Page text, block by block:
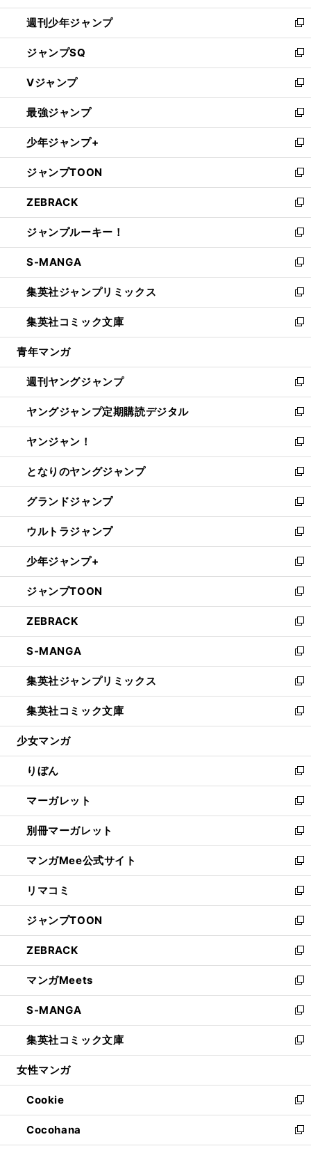
開
く
週刊少年ジャンプ
新
し
い
ウ
ィ
ン
ド
ウ
で
開
く
ジャンプSQ
新
し
い
ウ
ィ
ン
ド
ウ
で
開
く
Vジャンプ
新
し
い
ウ
ィ
ン
ド
ウ
で
開
く
最強ジャンプ
新
し
い
ウ
ィ
ン
ド
ウ
で
開
く
少年ジャンプ+
新
し
い
ウ
ィ
ン
ド
ウ
で
開
く
ジャンプTOON
新
し
い
ウ
ィ
ン
ド
ウ
で
開
く
ZEBRACK
新
し
い
ウ
ィ
ン
ド
ウ
で
開
ジャンプルーキー！
新
し
い
ウ
ィ
ン
ド
ウ
開
く
S-MANGA
新
し
い
ウ
ィ
ン
ウ
で
開
く
集英社ジャンプリミックス
新
し
い
ウ
ン
ド
ウ
で
開
く
集英社コミック文庫
新
し
ウ
ィ
ン
ド
ウ
で
開
く
青年マンガ
週刊ヤングジャンプ
新
し
い
ウ
ィ
ン
ド
ウ
で
開
く
ヤングジャンプ定期購読デジタル
新
し
い
ウ
ィ
ン
ド
ウ
で
開
く
ヤンジャン！
新
し
い
ウ
ィ
ン
ド
ウ
で
開
く
となりのヤングジャンプ
新
し
い
ウ
ィ
ン
ド
ウ
で
開
く
グランドジャンプ
新
し
い
ウ
ィ
ン
ド
ウ
で
開
く
ウルトラジャンプ
新
し
い
ウ
ィ
ン
ド
ウ
で
開
く
少年ジャンプ+
新
し
い
ウ
ィ
ン
ド
ウ
で
開
く
ジャンプTOON
新
し
い
ウ
ィ
ン
ド
ウ
で
開
ZEBRACK
新
し
い
ウ
ィ
ン
ド
ウ
開
く
S-MANGA
新
し
い
ウ
ィ
ン
ウ
で
開
く
集英社ジャンプリミックス
新
し
い
ウ
ン
ド
ウ
で
開
く
集英社コミック文庫
新
し
ウ
ィ
ン
ド
ウ
で
開
く
少女マンガ
りぼん
新
し
い
ウ
ィ
ン
ド
ウ
で
開
く
マーガレット
新
し
い
ウ
ィ
ン
ド
ウ
で
開
く
別冊マーガレット
新
し
い
ウ
ィ
ン
ド
ウ
で
開
く
マンガMee公式サイト
新
し
い
ウ
ィ
ン
ド
ウ
で
開
く
リマコミ
新
し
い
ウ
ィ
ン
ド
ウ
で
開
く
ジャンプTOON
新
し
い
ウ
ィ
ン
ド
ウ
で
開
ZEBRACK
新
し
い
ウ
ィ
ン
ド
ウ
開
く
マンガMeets
新
し
い
ウ
ィ
ン
ウ
で
開
く
S-MANGA
新
し
い
ウ
ン
ド
ウ
で
開
集英社コミック文庫
新
し
ウ
ィ
ン
ド
ウ
女性マンガ
Cookie
新
し
い
ウ
Cocohana
新
し